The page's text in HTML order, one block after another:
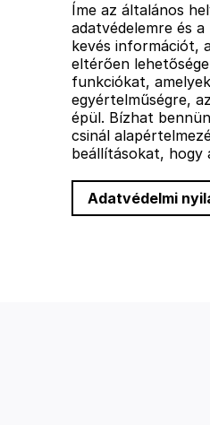
Íme az általános
adatvédelemre és
kevés információt,
eltérően
funkciókat,
egyértelműségre,
épül. Bízhat
csinál
beállításokat, hogy
Adatvédelmi